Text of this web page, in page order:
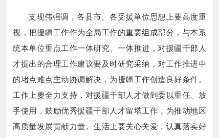
支现伟强调，各县市、各受援单位思想上要高度重
视，把援疆工作作为全局工作的重要组成部分，与本系
统本单位重点工作一体研究、一体推进，对援疆干部人
才提出的合理工作建议要及时研究采纳，对工作推进中
的堵点难点主动协调解决，为援疆工作创造良好条件。
工作上要全力支持，对援疆干部人才做到委以重任、放
手使用，鼓励优秀援疆干部人才留塔工作，为推动地区
高质量发展贡献力量。生活上要关心关爱，认真落实好